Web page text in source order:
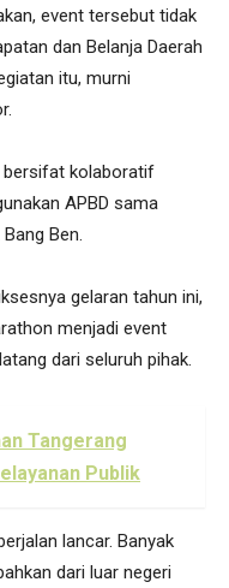
event tersebut tidak
dan Belanja Daerah
itu, murni
bersifat kolaboratif
APBD sama
Ben.
gelaran tahun ini,
menjadi event
dari seluruh pihak.
Tangerang
Publik
lancar. Banyak
dari luar negeri